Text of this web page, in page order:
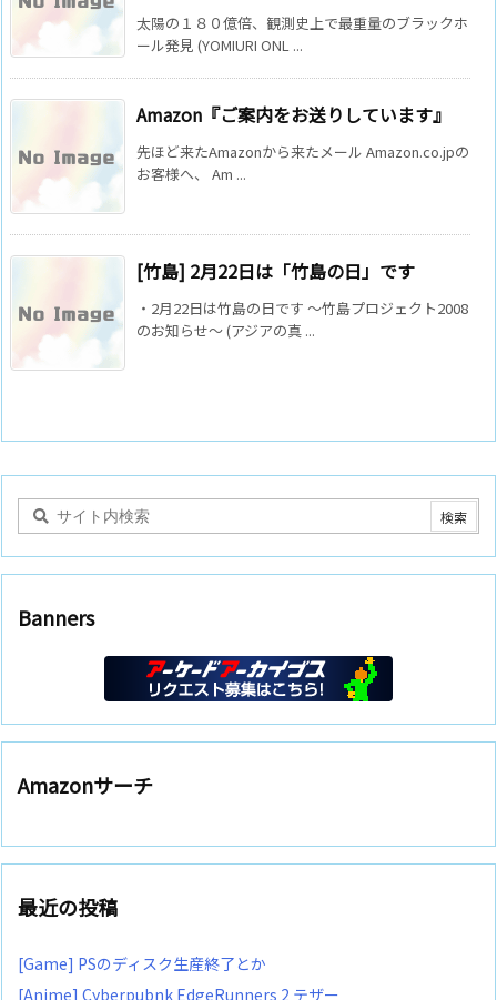
太陽の１８０億倍、観測史上で最重量のブラックホ
ール発見 (YOMIURI ONL ...
Amazon『ご案内をお送りしています』
先ほど来たAmazonから来たメール Amazon.co.jpの
お客様へ、 Am ...
[竹島] 2月22日は「竹島の日」です
・2月22日は竹島の日です ～竹島プロジェクト2008
のお知らせ～ (アジアの真 ...
Banners
Amazonサーチ
最近の投稿
[Game] PSのディスク生産終了とか
[Anime] Cyberpubnk EdgeRunners 2 テザー